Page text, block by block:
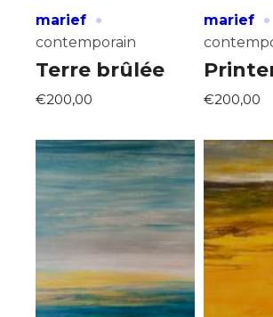
marief ·
contemporain
Terre brûlée
€200,00
marief ·
€200,00